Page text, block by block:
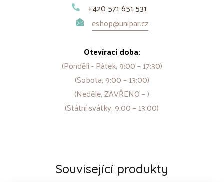
+420 571 651 531
eshop@unipar.cz
Otevírací doba:
(Pondělí - Pátek, 9:00 – 17:30)
(Sobota, 9:00 – 13:00)
(Neděle, ZAVŘENO – )
(Státní svátky, 9:00 – 13:00)
Související produkty